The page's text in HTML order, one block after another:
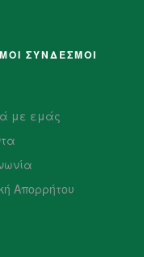
ΣΥΝΔΕΣΜΟΙ
με εμάς
Απορρήτου